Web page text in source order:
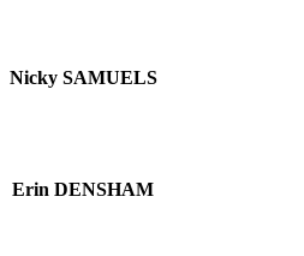
Nicky SAMUELS
Erin DENSHAM